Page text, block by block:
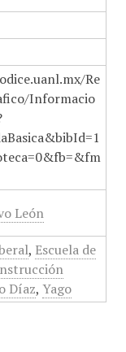
Re
Informacio
León
, Escuela de
Díaz, Yago